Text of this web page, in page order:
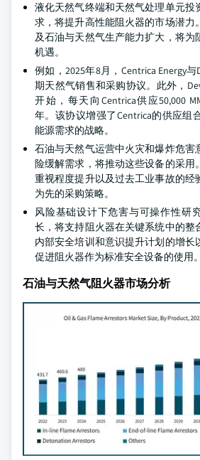
液化天然气终端和天然气处理单元投
求，将提升高性能阻火器的市场潜力
及石油与天然气生产能力扩大，将为
机遇。
例如，2025年8月，Centrica Energy
期天然气销售和采购协议。此外，
开始，每天向Centrica供应50,000
年。该协议增强了Centrica的供应组
能源需求的战略。
石油与天然气运营中火灾和爆炸危害
险缓解需求，将推动这些设备的采用
重视程度提升以及过去工业事故的经
为先的采购策略。
风险基础设计下危害与可操作性研
长，将支持阻火器在关键系统中的整
内部安全培训和意识提升计划的增长
促进阻火器作为标准安全设备的使用。
石油与天然气阻火器市场分析